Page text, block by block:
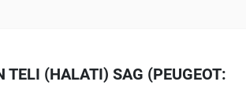
TELI (HALATI) SAG (PEUGEOT: